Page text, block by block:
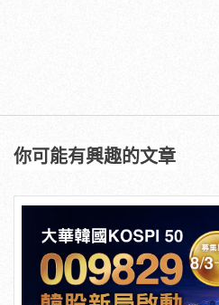
你可能有興趣的文章